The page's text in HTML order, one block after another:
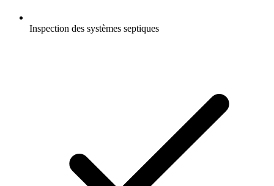
Inspection des systèmes septiques